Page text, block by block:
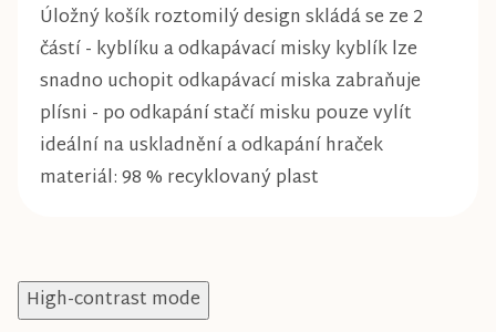
Úložný košík roztomilý design skládá se ze 2
částí - kyblíku a odkapávací misky kyblík lze
snadno uchopit odkapávací miska zabraňuje
plísni - po odkapání stačí misku pouze vylít
ideální na uskladnění a odkapání hraček
materiál: 98 % recyklovaný plast
High-contrast mode